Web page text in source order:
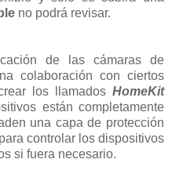
no podrá revisar.
de las cámaras de
colaboración con ciertos
los llamados HomeKit
están completamente
una capa de protección
controlar los dispositivos
si fuera necesario.